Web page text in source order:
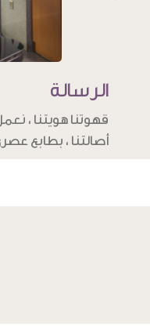
الرسالة
قهوتنا هويتنا ،
أصالتنا ، بطابع